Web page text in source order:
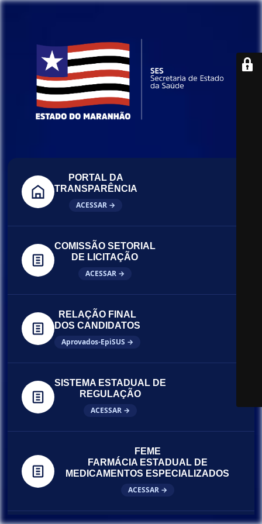
PORTAL DA
TRANSPARÊNCIA
ACESSAR →
COMISSÃO SETORIAL
DE LICITAÇÃO
ACESSAR →
RELAÇÃO FINAL
DOS CANDIDATOS
Aprovados-EpiSUS →
SISTEMA ESTADUAL DE
REGULAÇÃO
ACESSAR →
FEME
FARMÁCIA ESTADUAL DE
MEDICAMENTOS ESPECIALIZADOS
ACESSAR →